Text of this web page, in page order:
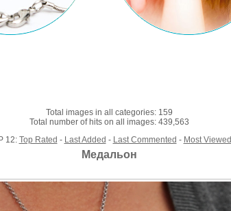
Total images in all categories: 159
Total number of hits on all images: 439,563
12: Top Rated - Last Added - Last Commented - Most Viewed
Медальон